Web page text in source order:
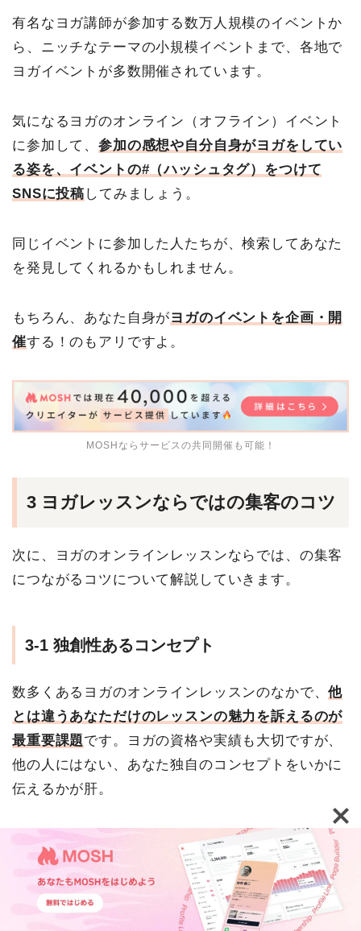
有名なヨガ講師が参加する数万人規模のイベントか
ら、ニッチなテーマの小規模イベントまで、各地で
ヨガイベントが多数開催されています。
気になるヨガのオンライン（オフライン）イベント
に参加して、参加の感想や自分自身がヨガをしてい
る姿を、イベントの#（ハッシュタグ）をつけて
SNSに投稿 してみましょう。
同じイベントに参加した人たちが、検索してあなた
を発見してくれるかもしれません。
もちろん、あなた自身がヨガのイベントを企画・開
催する！のもアリですよ。
MOSHならサービスの共同開催も可能！
3 ヨガレッスンならではの集客のコツ
次に、ヨガのオンラインレッスンならでは、の集客
につながるコツについて解説していきます。
3-1 独創性あるコンセプト
数多くあるヨガのオンラインレッスンのなかで、他
とは違うあなただけのレッスンの魅力を訴えるのが
最重要課題です。ヨガの資格や実績も大切ですが、
他の人にはない、あなた独自のコンセプトをいかに
伝えるかが肝。
まずは写真やキャッチコピーで目を引いて、次に詳
しいメッセージを読んでもらいましょう。
特に写真は、講師のキャラクターやレッスンの印象
活用事例 ウェビナー・イベント